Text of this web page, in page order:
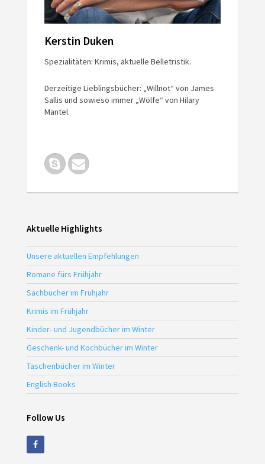
Kerstin Duken
Spezialitäten: Krimis, aktuelle Belletristik.
Derzeitige Lieblingsbücher: „Willnot“ von James
Sallis und sowieso immer „Wölfe“ von Hilary
Mantel.
Aktuelle Highlights
Unsere aktuellen Empfehlungen
Romane fürs Frühjahr
Sachbücher im Frühjahr
Krimis im Frühjahr
Kinder- und Jugendbücher im Winter
Geschenk- und Kochbücher im Winter
Taschenbücher im Winter
English Books
Follow Us